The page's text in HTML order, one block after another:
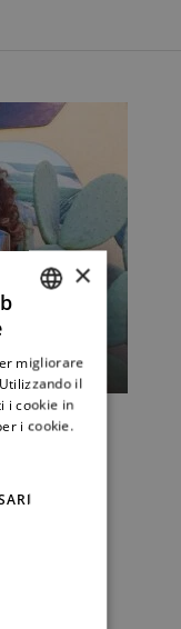
ENGLISH
×
migliorare
il
i cookie in
i cookie.